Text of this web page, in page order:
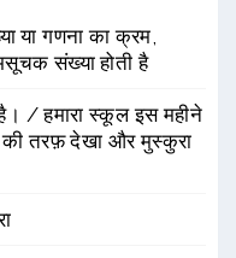
या गणना का क्रम,
संख्या होती है
/ हमारा स्कूल इस महीने
तरफ़ देखा और मुस्कुरा